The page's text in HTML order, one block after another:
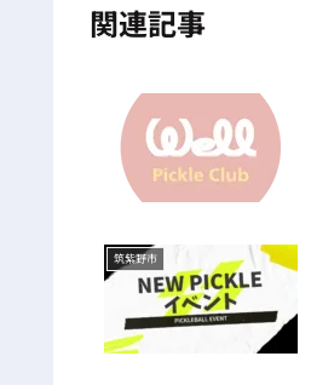
関連記事
筑紫野市